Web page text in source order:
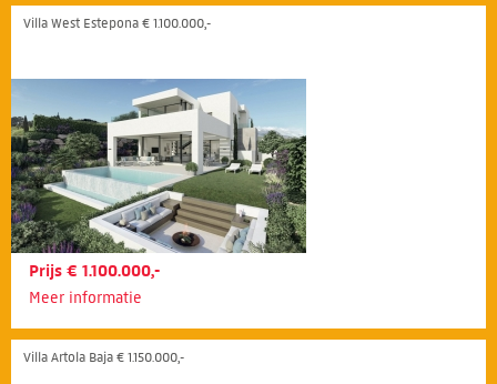
Villa West Estepona € 1.100.000,-
Prijs € 1.100.000,-
Meer informatie
Villa Artola Baja € 1.150.000,-